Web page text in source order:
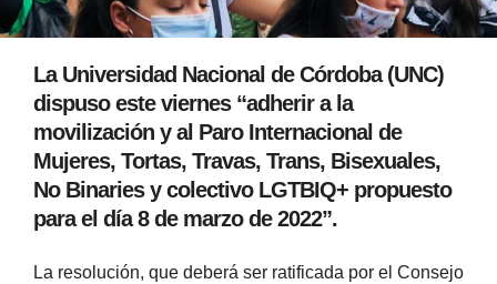
La Universidad Nacional de Córdoba (UNC)
dispuso este viernes “adherir a la
movilización y al Paro Internacional de
Mujeres, Tortas, Travas, Trans, Bisexuales,
No Binaries y colectivo LGTBIQ+ propuesto
para el día 8 de marzo de 2022”.
La resolución, que deberá ser ratificada por el Consejo